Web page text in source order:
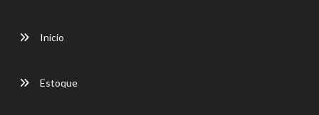
Início
Estoque